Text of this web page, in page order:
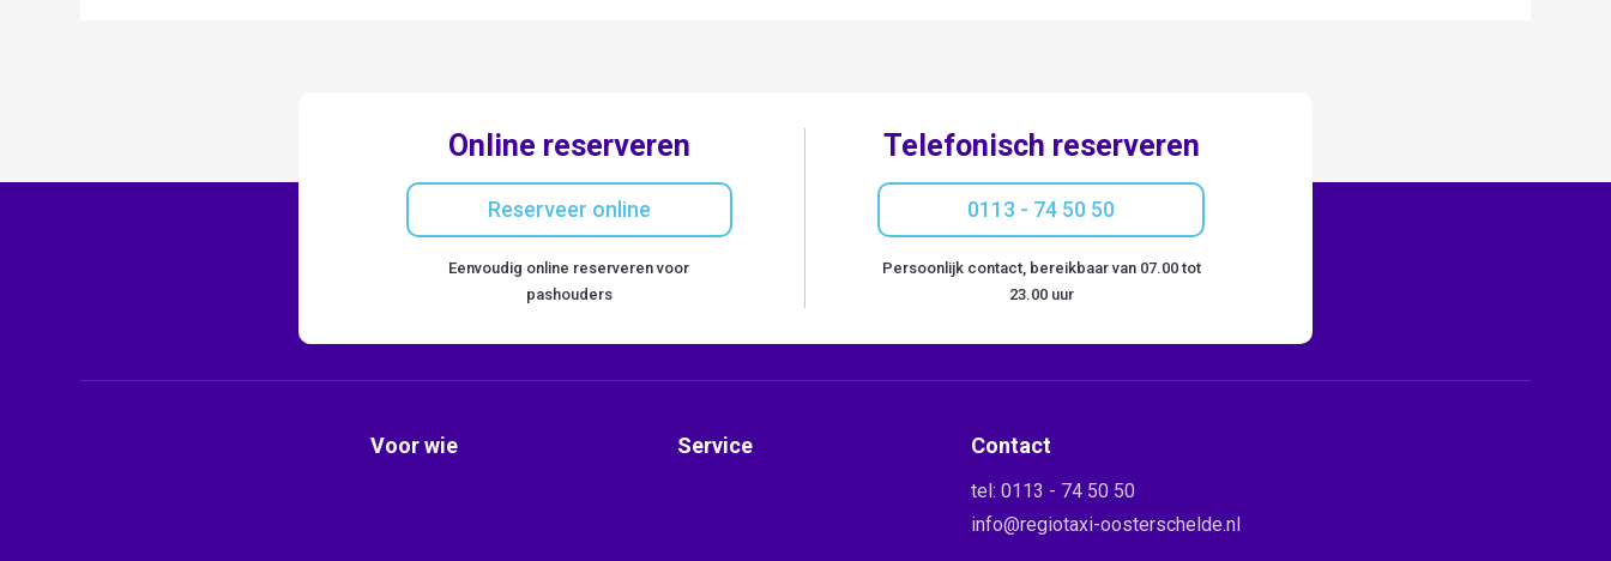
Online reserveren
Reserveer online
Eenvoudig online reserveren voor
pashouders
Telefonisch reserveren
0113 - 74 50 50
Persoonlijk contact, bereikbaar van 07.00 tot
23.00 uur
Voor wie Service Contact
tel: 0113 - 74 50 50
info@regiotaxi-oosterschelde.nl